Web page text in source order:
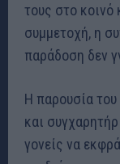
τους στο κοινό
συμμετοχή, η
παράδοση δεν
Η παρουσία
και
γονείς να